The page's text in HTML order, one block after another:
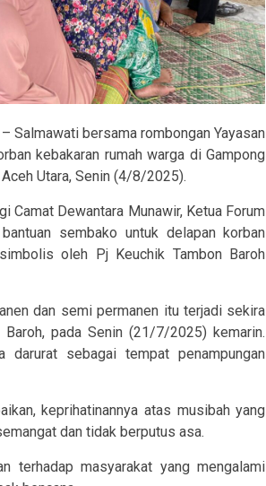
– Salmawati bersama rombongan Yayasan
kebakaran rumah warga di Gampong
Utara, Senin (4/8/2025).
Camat Dewantara Munawir, Ketua Forum
sembako untuk delapan korban
oleh Pj Keuchik Tambon Baroh
dan semi permanen itu terjadi sekira
pada Senin (21/7/2025) kemarin.
darurat sebagai tempat penampungan
keprihatinannya atas musibah yang
dan tidak berputus asa.
terhadap masyarakat yang mengalami